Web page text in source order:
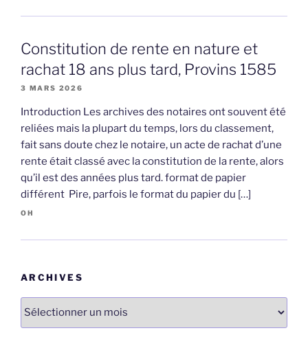
Constitution de rente en nature et
rachat 18 ans plus tard, Provins 1585
3 MARS 2026
Introduction Les archives des notaires ont souvent été
reliées mais la plupart du temps, lors du classement,
fait sans doute chez le notaire, un acte de rachat d’une
rente était classé avec la constitution de la rente, alors
qu’il est des années plus tard. format de papier
différent Pire, parfois le format du papier du […]
OH
ARCHIVES
Archives